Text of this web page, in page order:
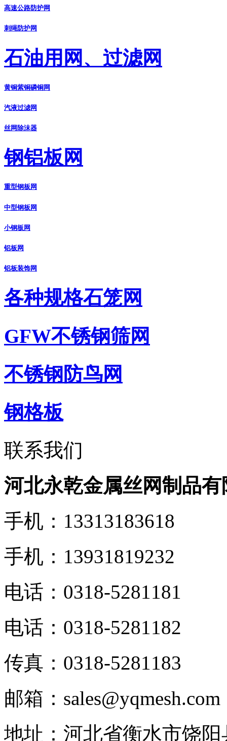
高速公路防护网
刺绳防护网
石油用网、过滤网
黄铜紫铜磷铜网
汽液过滤网
丝网除沫器
钢铝板网
重型钢板网
中型钢板网
小钢板网
铝板网
铝板装饰网
各种规格石笼网
GFW不锈钢筛网
不锈钢防鸟网
钢格板
联系我们
河北永乾金属丝网制品有
手机：13313183618
手机：13931819232
电话：0318-5281181
电话：0318-5281182
传真：0318-5281183
邮箱：sales@yqmesh.com
地址：河北省衡水市饶